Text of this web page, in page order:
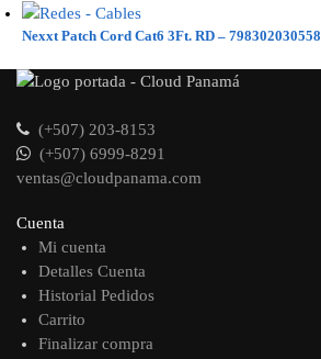
Nexxt Patch Cord Cat6 3Ft. RD – 798302030558
(+507) 203-8153
(+507) 6999-8291
ventas@cloudpanama.com
Cuenta
Mi cuenta
Detalles Cuenta
Historial Pedidos
Carrito
Finalizar compra